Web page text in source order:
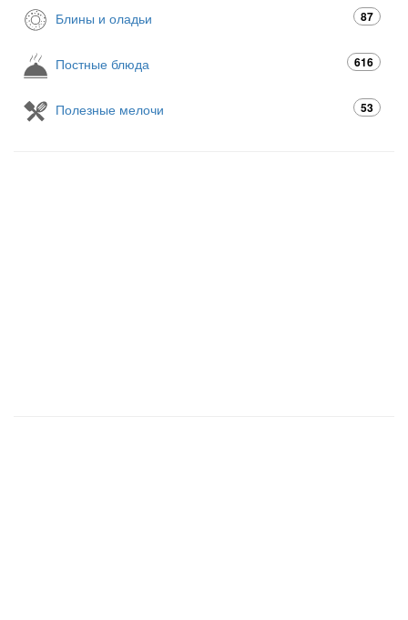
Блины и оладьи 87
Постные блюда 616
Полезные мелочи 53